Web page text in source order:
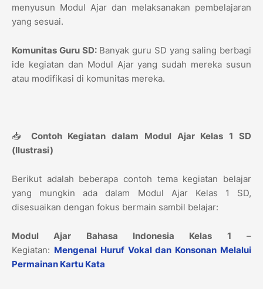
menyusun Modul Ajar dan melaksanakan pembelajaran
yang sesuai.
Komunitas Guru SD:Banyak guru SD yang saling berbagi
ide kegiatan dan Modul Ajar yang sudah mereka susun
atau modifikasi di komunitas mereka.
📥 Contoh Kegiatan dalam Modul Ajar Kelas 1 SD
(Ilustrasi)
Berikut adalah beberapa contoh tema kegiatan belajar
yang mungkin ada dalam Modul Ajar Kelas 1 SD,
disesuaikan dengan fokus bermain sambil belajar:
Modul Ajar Bahasa Indonesia Kelas 1 –
Kegiatan: Mengenal Huruf Vokal dan Konsonan Melalui
Permainan Kartu Kata